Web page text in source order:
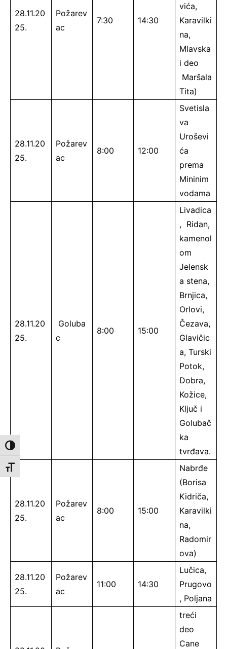
Toggle High Contrast
Toggle Font size
28.11.20
25.
Požarev
ac
7:30 14:30
vića,
Karavilki
na,
Mlavska
i deo
Maršala
Tita)
28.11.20
25.
Požarev
ac
8:00 12:00
Svetisla
va
Uroševi
ća
prema
Mininim
vodama
28.11.20
25.
Goluba
c
8:00 15:00
Livadica
, Ridan,
kamenol
om
Jelensk
a stena,
Brnjica,
Orlovi,
Čezava,
Glavičic
a, Turski
Potok,
Dobra,
Kožice,
Ključ i
Golubač
ka
tvrđava.
28.11.20
25.
Požarev
ac
8:00 15:00
Nabrđe
(Borisa
Kidriča,
Karavilki
na,
Radomir
ova)
28.11.20
25.
Požarev
ac
11:00 14:30
Lučica,
Prugovo
, Poljana
treći
deo
Cane